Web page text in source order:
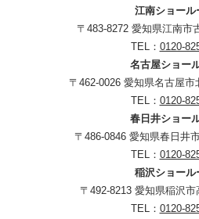
江南ショール
〒483-8272 愛知県江南市
TEL： 0120-
名古屋ショー
〒462-0026 愛知県名古屋市
TEL： 0120-
春日井ショー
〒486-0846 愛知県春日井
TEL： 0120-
稲沢ショール
〒492-8213 愛知県稲沢市
TEL： 0120-